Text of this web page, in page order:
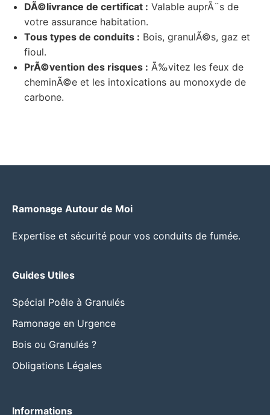
DÃ©livrance de certificat : Valable auprÃ¨s de
votre assurance habitation.
Tous types de conduits : Bois, granulÃ©s, gaz et
fioul.
PrÃ©vention des risques : Ã‰vitez les feux de
cheminÃ©e et les intoxications au monoxyde de
carbone.
Ramonage Autour de Moi
Expertise et sécurité pour vos conduits de fumée.
Guides Utiles
Spécial Poêle à Granulés
Ramonage en Urgence
Bois ou Granulés ?
Obligations Légales
Informations